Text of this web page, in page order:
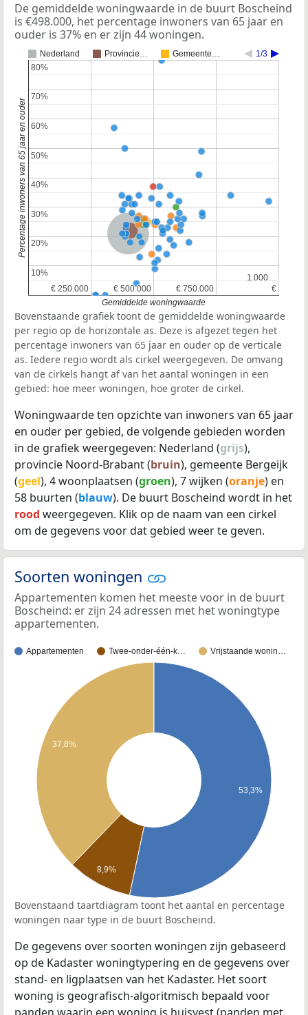
De gemiddelde woningwaarde in de buurt Boscheind
is €498.000, het percentage inwoners van 65 jaar en
ouder is 37% en er zijn 44 woningen.
Nederland Provincie… Gemeente… 1/3
Nederland
Provincie Noord-Brabant
€ 250.000
€ 250.000 € 500.000
€ 500.000 € 750.000
€ 750.000 €
€
1.000…
1.000…
10%
10%
20%
20%
30%
30%
40%
40%
50%
50%
60%
60%
70%
70%
80%
80%
Gemiddelde woningwaarde
Percentage inwoners van 65 jaar en ouder
Bovenstaande grafiek toont de gemiddelde woningwaarde
per regio op de horizontale as. Deze is afgezet tegen het
percentage inwoners van 65 jaar en ouder op de verticale
as. Iedere regio wordt als cirkel weergegeven. De omvang
van de cirkels hangt af van het aantal woningen in een
gebied: hoe meer woningen, hoe groter de cirkel.
Woningwaarde ten opzichte van inwoners van 65 jaar
en ouder per gebied, de volgende gebieden worden
in de grafiek weergegeven: Nederland (grijs),
provincie Noord-Brabant (bruin), gemeente Bergeijk
(geel), 4 woonplaatsen (groen), 7 wijken (oranje) en
58 buurten (blauw). De buurt Boscheind wordt in het
rood weergegeven. Klik op de naam van een cirkel
om de gegevens voor dat gebied weer te geven.
Soorten woningen
Appartementen komen het meeste voor in de buurt
Boscheind: er zijn 24 adressen met het woningtype
appartementen.
Appartementen Twee-onder-één-k… Vrijstaande wonin…
37,8%
8,9%
53,3%
Bovenstaand taartdiagram toont het aantal en percentage
woningen naar type in de buurt Boscheind.
De gegevens over soorten woningen zijn gebaseerd
op de Kadaster woningtypering en de gegevens over
stand- en ligplaatsen van het Kadaster. Het soort
woning is geografisch-algoritmisch bepaald voor